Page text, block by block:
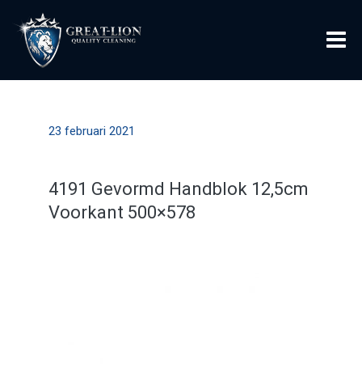
23 februari 2021
4191 Gevormd Handblok 12,5cm
Voorkant 500×578